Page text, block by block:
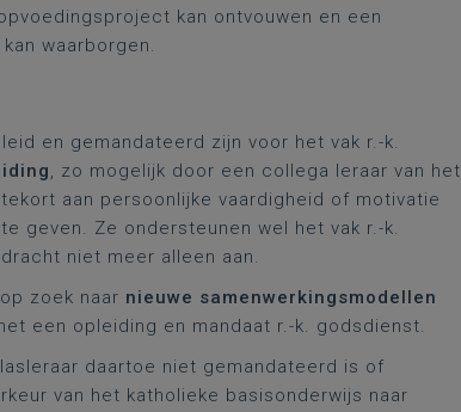
kan ontvouwen en een
waarborgen.
en gemandateerd zijn voor het vak r.-k.
, zo mogelijk door een collega leraar van het
aan persoonlijke vaardigheid of motivatie
geven. Ze ondersteunen wel het vak r.-k.
niet meer alleen aan.
zoek naar nieuwe samenwerkingsmodellen
een opleiding en mandaat r.-k. godsdienst.
daartoe niet gemandateerd is of
van het katholieke basisonderwijs naar